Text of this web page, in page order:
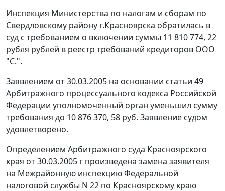
Инспекция Министерства по налогам и сборам по
Свердловскому району г.Красноярска обратилась в
суд с требованием о включении суммы 11 810 774, 22
рубля рублей в реестр требований кредиторов ООО
"С.".
Заявлением от 30.03.2005 на основании статьи 49
Арбитражного процессуального кодекса Российской
Федерации уполномоченный орган уменьшил сумму
требования до 10 876 370, 58 руб. Заявление судом
удовлетворено.
Определением Арбитражного суда Красноярского
края от 30.03.2005 г произведена замена заявителя
на Межрайонную инспекцию Федеральной
налоговой службы N 22 по Красноярскому краю